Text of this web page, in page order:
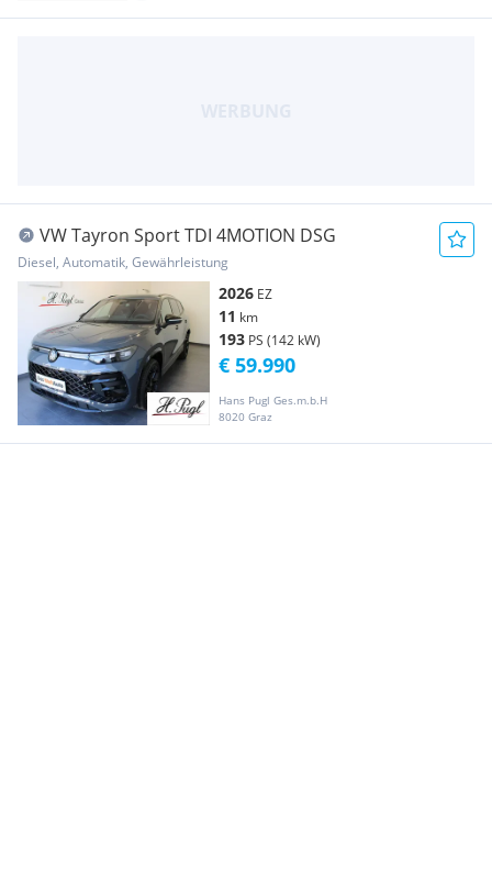
VW Tayron Sport TDI 4MOTION DSG
Diesel, Automatik, Gewährleistung
2026 EZ
11 km
193 PS (142 kW)
Hans Pugl Ges.m.b.H
8020 Graz
€ 59.990